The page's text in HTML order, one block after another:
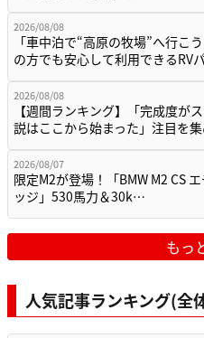
2026/08/08
「車中泊で“高原の牧場”へ行こ
の方でも安心して利用できるRV
2026/08/08
【週間ランキング】「完成度が
説はここから始まった」注目を
2026/08/07
限定M2が登場！「BMW M2 CS
ッジ」530馬力＆30k…
もっ
人気記事ランキング(全